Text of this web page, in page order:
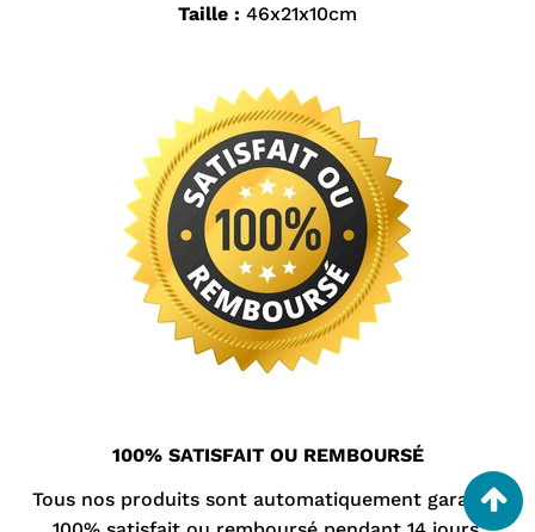
Taille : 46x21x10cm
100% SATISFAIT OU REMBOURSÉ
Tous nos produits sont automatiquement garantis